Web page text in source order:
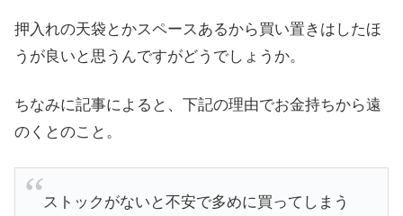
押入れの天袋とかスペースあるから買い置きはしたほ
うが良いと思うんですがどうでしょうか。
ちなみに記事によると、下記の理由でお金持ちから遠
のくとのこと。
ストックがないと不安で多めに買ってしまう